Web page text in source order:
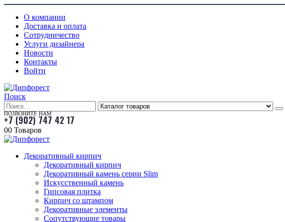
О компании
Доставка и оплата
Сотрудничество
Услуги дизайнера
Новости
Контакты
Войти
Поиск
ПОЗВОНИТЕ НАМ
+7 (902) 747 42 17
00 Товаров
Декоративный кирпич
Декоративный кирпич
Декоративный камень серии Slim
Искусственный камень
Гипсовая плитка
Кирпич со штампом
Декоративные элементы
Сопутствующие товары